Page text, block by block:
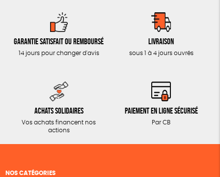
ACCESSOIRES
Garantie satisfait ou remboursé
14 jours pour changer d'avis
Livraison
sous 1 à 4 jours ouvrés
Achats solidaires
Vos achats financent nos
actions
Paiement en ligne sécurisé
Par CB
NOS CATÉGORIES